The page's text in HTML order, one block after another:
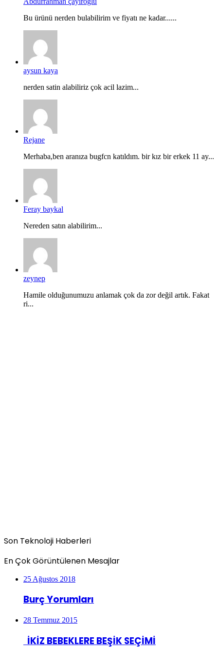
Bu ürünü nerden bulabilirim ve fiyatı ne kadar......
aysun kaya
nerden satin alabiliriz çok acil lazim...
Rejane
Merhaba,ben aranıza bugfcn katıldım. bir kız bir erkek 11 ay...
Feray baykal
Nereden satın alabilirim...
zeynep
Hamile olduğunumuzu anlamak çok da zor değil artık. Fakat
ri...
Son Teknoloji Haberleri
En Çok Görüntülenen Mesajlar
25 Ağustos 2018
Burç Yorumları
28 Temmuz 2015
İKİZ BEBEKLERE BEŞİK SEÇİMİ